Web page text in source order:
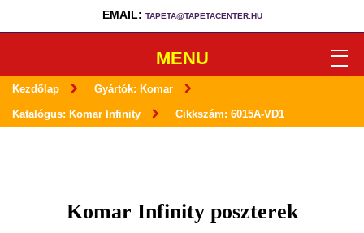
EMAIL: TAPETA@TAPETACENTER.HU
MENU
Kezdőlap Gyártók: Komar
Katalógus: Komar Infinity Cikkszám: 6015A-VD1
Komar Infinity poszterek